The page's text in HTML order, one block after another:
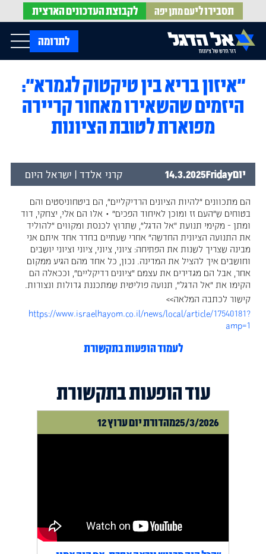
תסבירו ליעם מתן יפה לקבוצתהעדכונים הארצית
בית
עלינו
אירועים
חדשות אל הדגל
Open Submenu
עדכונים מהשטח
הופעות בתקשורת
הדעות שלנו
צרו קשר
EN
לתרומה Menu
"איזון בריא בין טיקטוק לגמרא":
היזמים שהשאירו מאחור קריירה
מפוארת לטובת הציונות
יוםFriday
14.3.2025 קרני אלדד | ישראל היום
הם מתכוונים "להיות הציונים הרדיקליים", הם ביטחוניסטים והם
בטוחים ש"העם זז ומוכן לאיחוד הפכים" • אלו הם אלי, יצחקי, דוד
ומתן - מקימי תנועת "אל הדגל", שתרוץ לכנסת ומקווים "להוליד
את התנועה הציונית החדשה" אחרי שעתיים בחדר אחד איתם אני
מבינה שצריך לשנות את הפתיחה: ציוני, ציוני, ציוני וציוני יושבים
וחושבים איך להציל את המדינה. נכון, כל אחד מהם הגיע ממקום
אחר, אבל הם מגדירים את עצמם "ציונים רדיקליים", וככאלה הם
הקימו את "אל הדגל", תנועה פוליטית שמתכננת גדולות ונצורות.
קישור לכתבה המלאה>>
https://www.israelhayom.co.il/news/local/article/17540181?
amp=1
לעמוד הופעות בתקשורת
עוד הופעות בתקשורת
25/3/2026מהדורת יום ערוץ 12